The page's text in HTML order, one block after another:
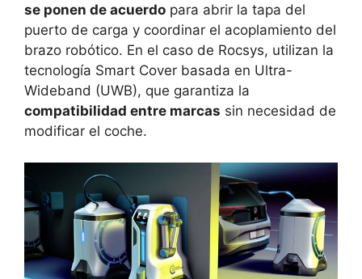
se ponen de acuerdo para abrir la tapa del
puerto de carga y coordinar el acoplamiento del
brazo robótico. En el caso de Rocsys, utilizan la
tecnología Smart Cover basada en Ultra-
Wideband (UWB), que garantiza la
compatibilidad entre marcas sin necesidad de
modificar el coche.